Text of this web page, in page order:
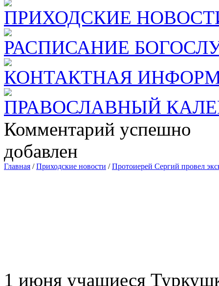
ПРИХОДСКИЕ
РАСПИСАНИЕ
КОНТАКТНАЯ
ПРАВОСЛАВНЫЙ
Комментарий успешно
добавлен
Главная /Приходские новости /Протоиерей Сергий провел
1 июня учащиеся